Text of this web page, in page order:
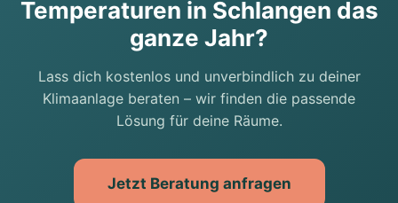
Temperaturen in Schlangen das
ganze Jahr?
Lass dich kostenlos und unverbindlich zu deiner
Klimaanlage beraten – wir finden die passende
Lösung für deine Räume.
Jetzt Beratung anfragen